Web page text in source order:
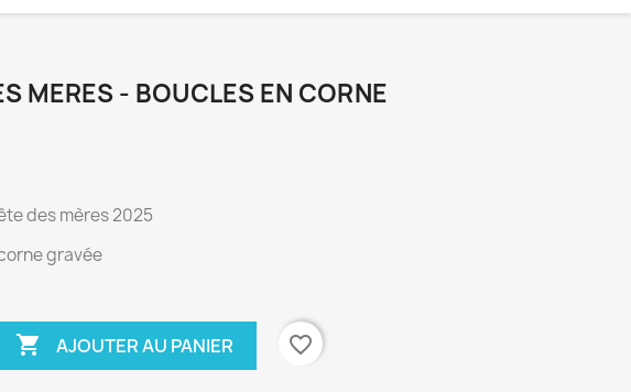
MERES - BOUCLES EN CORNE
des mères 2025
gravée
 AJOUTER AU PANIER favorite_border